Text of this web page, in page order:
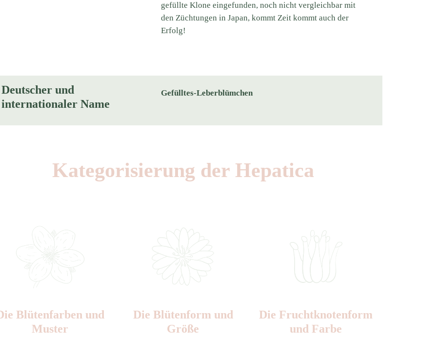
gefüllte Klone eingefunden, noch nicht vergleichbar mit
den Züchtungen in Japan, kommt Zeit kommt auch der
Erfolg!
Deutscher und
internationaler Name
Gefülltes-Leberblümchen
Kategorisierung der Hepatica
Blüten­farben und
Muster
Die Blüten­form und
Größe
Die Frucht­knotenform
und Farbe